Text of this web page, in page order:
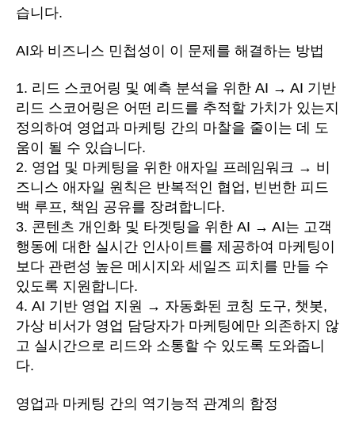
습니다.
AI와 비즈니스 민첩성이 이 문제를 해결하는 방법
1. 리드 스코어링 및 예측 분석을 위한 AI → AI 기반
리드 스코어링은 어떤 리드를 추적할 가치가 있는지
정의하여 영업과 마케팅 간의 마찰을 줄이는 데 도
움이 될 수 있습니다.
2. 영업 및 마케팅을 위한 애자일 프레임워크 → 비
즈니스 애자일 원칙은 반복적인 협업, 빈번한 피드
백 루프, 책임 공유를 장려합니다.
3. 콘텐츠 개인화 및 타겟팅을 위한 AI → AI는 고객
행동에 대한 실시간 인사이트를 제공하여 마케팅이
보다 관련성 높은 메시지와 세일즈 피치를 만들 수
있도록 지원합니다.
4. AI 기반 영업 지원 → 자동화된 코칭 도구, 챗봇,
가상 비서가 영업 담당자가 마케팅에만 의존하지 않
고 실시간으로 리드와 소통할 수 있도록 도와줍니
다.
영업과 마케팅 간의 역기능적 관계의 함정